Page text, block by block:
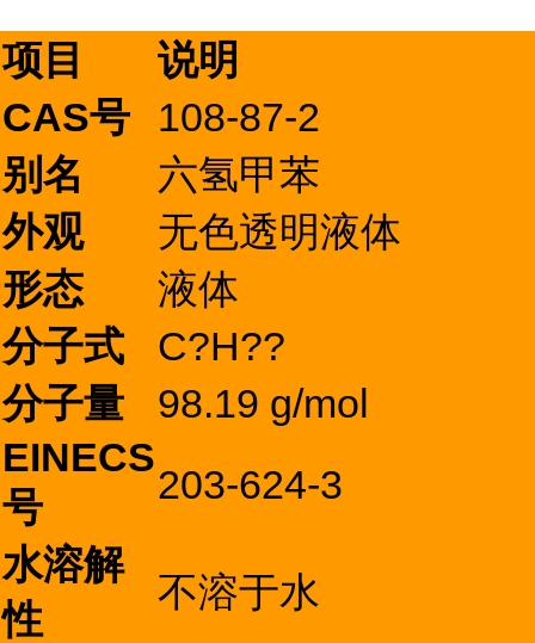
项目
说明
CAS号
108-87-2
别名
六氢甲苯
外观
无色透明液体
形态
液体
分子式
C?H??
分子量
98.19 g/mol
EINECS
号
203-624-3
水溶解
性
不溶于水